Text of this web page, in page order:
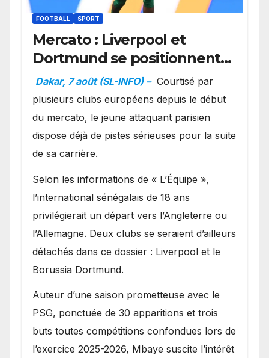
FOOTBALL SPORT
Mercato : Liverpool et
Dortmund se positionnent
en favoris pour recruter
Ibrahim Mbaye
Dakar, 7 août (SL-INFO) – Courtisé par
plusieurs clubs européens depuis le début
du mercato, le jeune attaquant parisien
dispose déjà de pistes sérieuses pour la suite
de sa carrière.
Selon les informations de « L’Équipe »,
l’international sénégalais de 18 ans
privilégierait un départ vers l’Angleterre ou
l’Allemagne. Deux clubs se seraient d’ailleurs
détachés dans ce dossier : Liverpool et le
Borussia Dortmund.
Auteur d’une saison prometteuse avec le
PSG, ponctuée de 30 apparitions et trois
buts toutes compétitions confondues lors de
l’exercice 2025-2026, Mbaye suscite l’intérêt